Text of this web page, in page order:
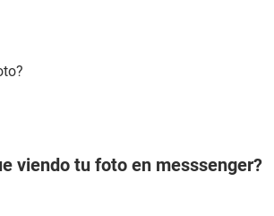
viendo tu foto en messsenger?